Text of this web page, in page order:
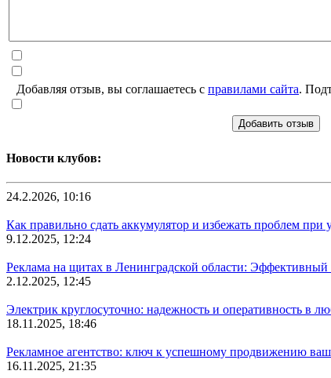
Добавляя отзыв, вы соглашаетесь с правилами сайта.
Добавить отзыв
Новости клубов:
24.2.2026, 10:16
Как правильно сдать аккумулятор и избежать проблем при
9.12.2025, 12:24
Реклама на щитах в Ленинградской области: Эффективный
2.12.2025, 12:45
Электрик круглосуточно: надежность и оперативность в
18.11.2025, 18:46
Рекламное агентство: ключ к успешному продвижению
16.11.2025, 21:35